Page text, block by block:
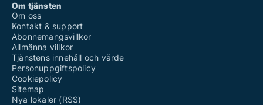
Om tjänsten
Om oss
Kontakt & support
Abonnemangsvillkor
Allmänna villkor
Tjänstens innehåll och värde
Personuppgiftspolicy
Cookiepolicy
Sitemap
Nya lokaler (RSS)